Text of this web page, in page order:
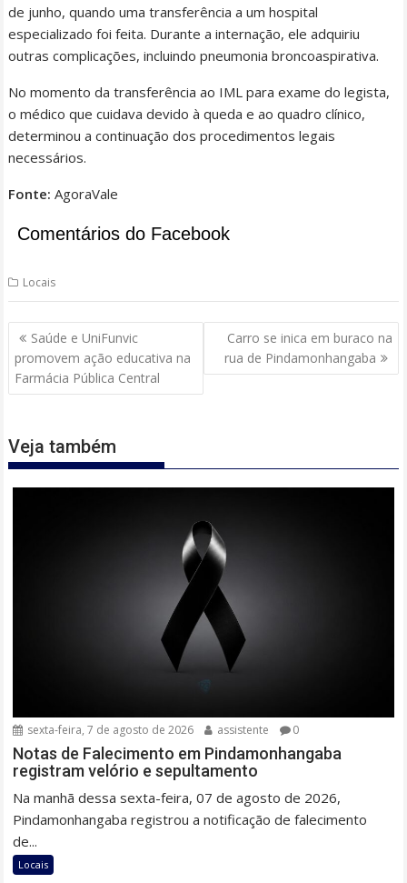
de junho, quando uma transferência a um hospital
especializado foi feita. Durante a internação, ele adquiriu
outras complicações, incluindo pneumonia broncoaspirativa.
No momento da transferência ao IML para exame do legista,
o médico que cuidava devido à queda e ao quadro clínico,
determinou a continuação dos procedimentos legais
necessários.
Fonte: AgoraVale
Comentários do Facebook
Locais
Navegação
de
Post
Saúde e UniFunvic
promovem ação educativa na
Farmácia Pública Central
Carro se inica em buraco na
rua de Pindamonhangaba
Veja também
sexta-feira, 7 de agosto de 2026 assistente 0
Notas de Falecimento em Pindamonhangaba
registram velório e sepultamento
Na manhã dessa sexta-feira, 07 de agosto de 2026,
Pindamonhangaba registrou a notificação de falecimento
de...
Locais